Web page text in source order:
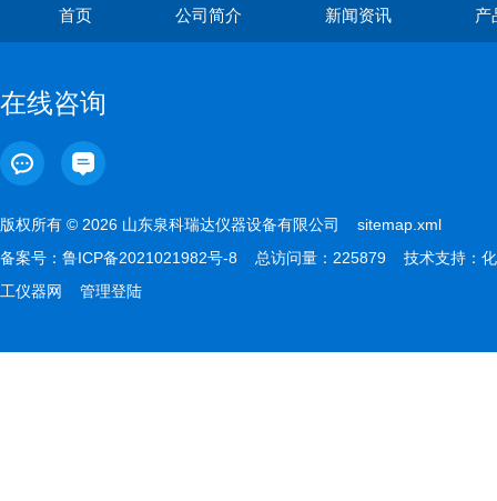
首页 公司简介 新闻资讯 产
在线咨询
版权所有 © 2026 山东泉科瑞达仪器设备有限公司 sitemap.xml
备案号： 鲁ICP备2021021982号-8 总访问量：225879 技术支持： 化
工仪器网
管理登陆